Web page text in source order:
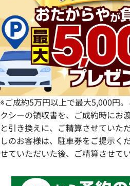
静岡県
愛知県
奈良県
和歌山県
山口県
長崎県
熊本県
大分県
宮崎県
鹿児島県
※ご成約5万円以上で最大5,000円
クシーの領収書を、ご成約時にお
と引き換えに、ご精算させていた
しのお客様は、駐車券をご提示く
せていただいた後、ご精算させて